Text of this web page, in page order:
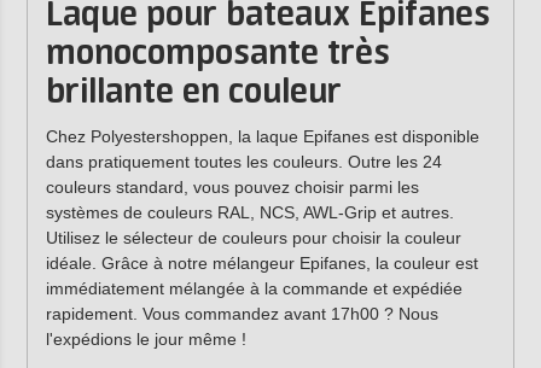
Laque pour bateaux Epifanes
monocomposante très
brillante en couleur
Chez Polyestershoppen, la laque Epifanes est disponible
dans pratiquement toutes les couleurs. Outre les 24
couleurs standard, vous pouvez choisir parmi les
systèmes de couleurs RAL, NCS, AWL-Grip et autres.
Utilisez le sélecteur de couleurs pour choisir la couleur
idéale. Grâce à notre mélangeur Epifanes, la couleur est
immédiatement mélangée à la commande et expédiée
rapidement. Vous commandez avant 17h00 ? Nous
l'expédions le jour même !